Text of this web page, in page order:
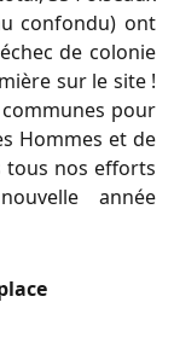
confondu) ont
de colonie
sur le site !
communes pour
Hommes et de
tous nos efforts
année